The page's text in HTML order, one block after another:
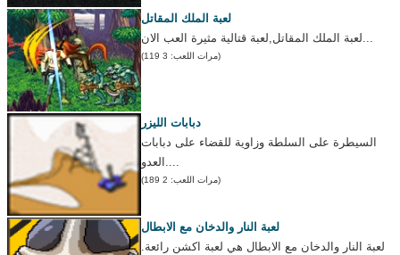
لعبة الملك المقاتل
لعبة الملك المقاتل,لعبة قتالية مثيرة العب الان...
(مرات اللعب: 3 119)
دبابات الليزر
السيطرة على السلطة وزاوية للقضاء على دبابات
العدو....
(مرات اللعب: 2 189)
لعبة النار والدخان مع الابطال
لعبة النار والدخان مع الابطال هي لعبة اكشن رائعة.